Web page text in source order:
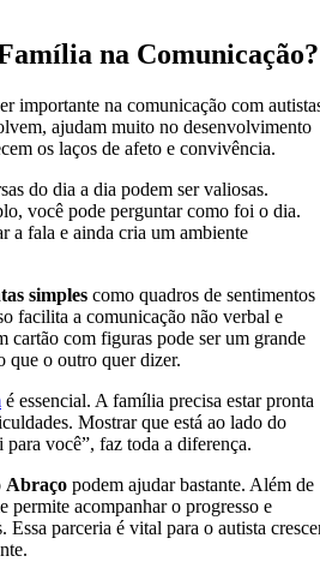
na Comunicação?
importante na comunicação com
ajudam muito no desenvolvimento
os laços de afeto e convivência.
do dia a dia podem ser valiosas.
você pode perguntar como foi o dia.
a fala e ainda cria um ambiente
simples como quadros de sentimentos
facilita a comunicação não verbal e
cartão com figuras pode ser um grande
que o outro quer dizer.
é essencial. A família precisa estar pronta
Mostrar que está ao lado do
você”, faz toda a diferença.
Abraço podem ajudar bastante. Além de
permite acompanhar o progresso e
Essa parceria é vital para o autista